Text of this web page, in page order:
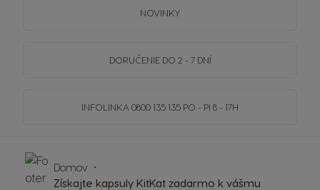
NOVINKY
DORUČENIE DO 2 - 7 DNÍ
INFOLINKA 0800 135 135 PO - PI 8 - 17H
Domov
Získajte kapsuly KitKat zadarmo k vášmu